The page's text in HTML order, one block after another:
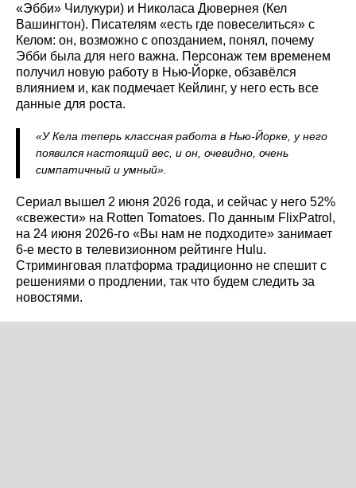
«Эбби» Чилукури) и Николаса Дювернея (Кел
Вашингтон). Писателям «есть где повеселиться» с
Келом: он, возможно с опозданием, понял, почему
Эбби была для него важна. Персонаж тем временем
получил новую работу в Нью-Йорке, обзавёлся
влиянием и, как подмечает Кейлинг, у него есть все
данные для роста.
«У Кела теперь классная работа в Нью‑Йорке, у него
появился настоящий вес, и он, очевидно, очень
симпатичный и умный».
Сериал вышел 2 июня 2026 года, и сейчас у него 52%
«свежести» на Rotten Tomatoes. По данным FlixPatrol,
на 24 июня 2026‑го «Вы нам не подходите» занимает
6‑е место в телевизионном рейтинге Hulu.
Стриминговая платформа традиционно не спешит с
решениями о продлении, так что будем следить за
новостями.